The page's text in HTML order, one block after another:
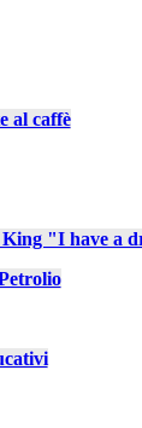
al caffè
"I have a